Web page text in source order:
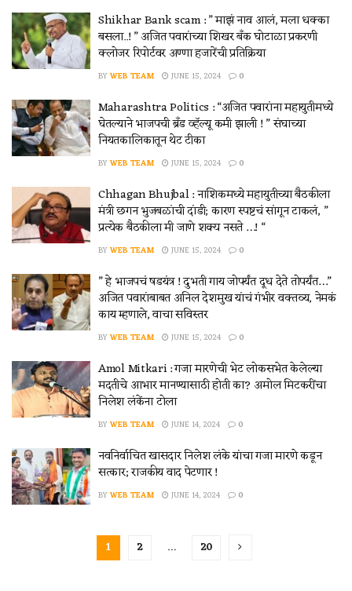
Shikhar Bank scam : ” माझं नाव आलं, मला धक्का
बसला..! ” अजित पवारांच्या शिखर बँक घोटाळा प्रकरणी
क्लोजर रिपोर्टवर अण्णा हजारेंची प्रतिक्रिया
BYWEB TEAM JUNE 15, 2024 0
Maharashtra Politics : “अजित पवारांना महायुतीमध्ये
घेतल्याने भाजपची ब्रँड व्हॅल्यू कमी झाली ! ” संघाच्या
नियतकालिकातून थेट टीका
BYWEB TEAM JUNE 15, 2024 0
Chhagan Bhujbal : नाशिकमध्ये महायुतीच्या बैठकीला
मंत्री छगन भुजबळांची दांडी; कारण स्पष्टचं सांगून टाकलं, ”
प्रत्येक बैठकीला मी जाणे शक्य नसते …! “
BYWEB TEAM JUNE 15, 2024 0
” हे भाजपचं षडयंत्र ! दुभती गाय जोपर्यंत दूध देते तोपर्यंत…”
अजित पवारांबाबत अनिल देशमुख यांचं गंभीर वक्तव्य, नेमकं
काय म्हणाले, वाचा सविस्तर
BYWEB TEAM JUNE 15, 2024 0
Amol Mitkari : गजा मारणेची भेट लोकसभेत केलेल्या
मदतीचे आभार मानण्यासाठी होती का? अमोल मिटकरींचा
निलेश लंकेंना टोला
BYWEB TEAM JUNE 14, 2024 0
नवनिर्वाचित खासदार निलेश लंके यांचा गजा मारणे कडून
सत्कार; राजकीय वाद पेटणार !
BYWEB TEAM JUNE 14, 2024 0
1 2 … 20